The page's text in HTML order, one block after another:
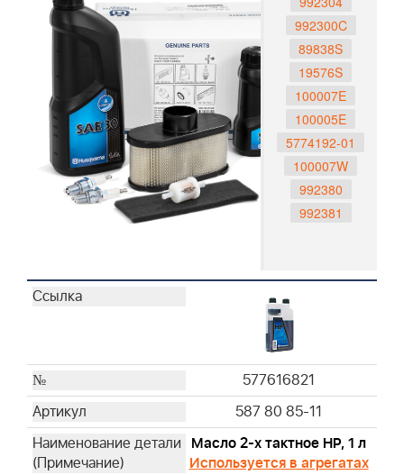
992300C
89838S
19576S
100007E
100005E
5774192-01
100007W
992380
992381
577616821
587 80 85-11
Масло 2-х тактное HP, 1 л
Используется в агрегатах